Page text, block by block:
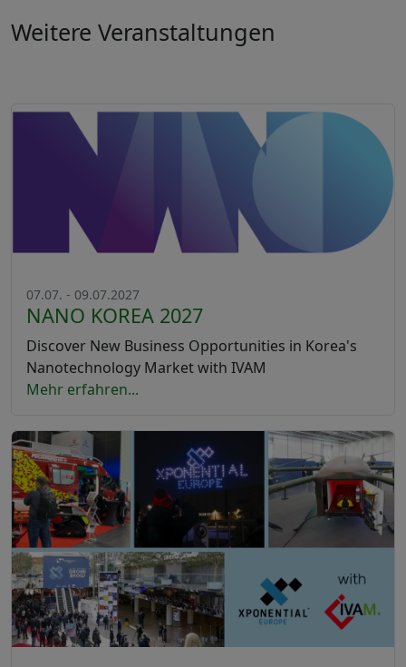
Weitere Veranstaltungen
07.07. - 09.07.2027
NANO KOREA 2027
Discover New Business Opportunities in Korea's
Nanotechnology Market with IVAM
Mehr erfahren...